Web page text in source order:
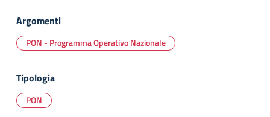
Argomenti
PON - Programma Operativo Nazionale
Tipologia
PON